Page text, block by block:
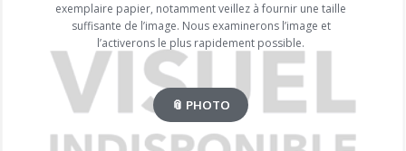
exemplaire papier, notamment veillez à fournir une taille
suffisante de l’image. Nous examinerons l’image et
l’activerons le plus rapidement possible.
📎 PHOTO